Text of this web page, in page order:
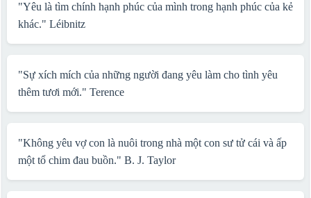
"Yêu là tìm chính hạnh phúc của mình trong hạnh phúc của kẻ
khác." Léibnitz
"Sự xích mích của những người đang yêu làm cho tình yêu
thêm tươi mới." Terence
"Không yêu vợ con là nuôi trong nhà một con sư tử cái và ấp
một tổ chim đau buồn." B. J. Taylor